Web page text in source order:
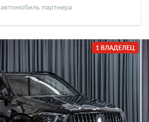
автомобиль партнера
1 ВЛАДЕЛЕЦ